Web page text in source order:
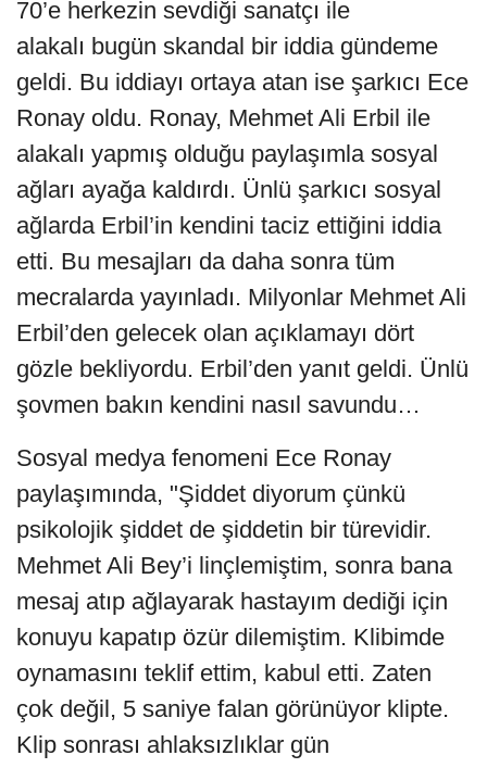
70’e herkezin sevdiği sanatçı ile
alakalı bugün skandal bir iddia gündeme
geldi. Bu iddiayı ortaya atan ise şarkıcı Ece
Ronay oldu. Ronay, Mehmet Ali Erbil ile
alakalı yapmış olduğu paylaşımla sosyal
ağları ayağa kaldırdı. Ünlü şarkıcı sosyal
ağlarda Erbil’in kendini taciz ettiğini iddia
etti. Bu mesajları da daha sonra tüm
mecralarda yayınladı. Milyonlar Mehmet Ali
Erbil’den gelecek olan açıklamayı dört
gözle bekliyordu. Erbil’den yanıt geldi. Ünlü
şovmen bakın kendini nasıl savundu…
Sosyal medya fenomeni Ece Ronay
paylaşımında, "Şiddet diyorum çünkü
psikolojik şiddet de şiddetin bir türevidir.
Mehmet Ali Bey’i linçlemiştim, sonra bana
mesaj atıp ağlayarak hastayım dediği için
konuyu kapatıp özür dilemiştim. Klibimde
oynamasını teklif ettim, kabul etti. Zaten
çok değil, 5 saniye falan görünüyor klipte.
Klip sonrası ahlaksızlıklar gün